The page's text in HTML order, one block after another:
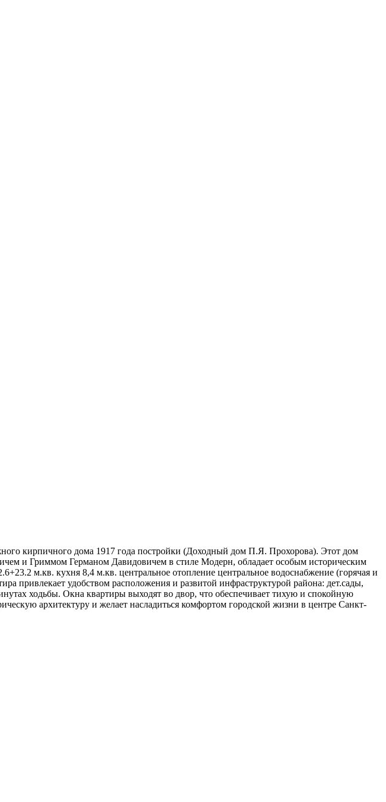
кирпичного дома 1917 года постройки (Доходный дом П.Я. Прохорова). Этот дом
и Гриммом Германом Давидовичем в стиле Модерн, обладает особым историческим
м.кв. кухня 8,4 м.кв. центральное отопление центральное водоснабжение (горячая и
привлекает удобством расположения и развитой инфраструктурой района: дет.сады,
ходьбы. Окна квартиры выходят во двор, что обеспечивает тихую и спокойную
архитектуру и желает насладиться комфортом городской жизни в центре Санкт-